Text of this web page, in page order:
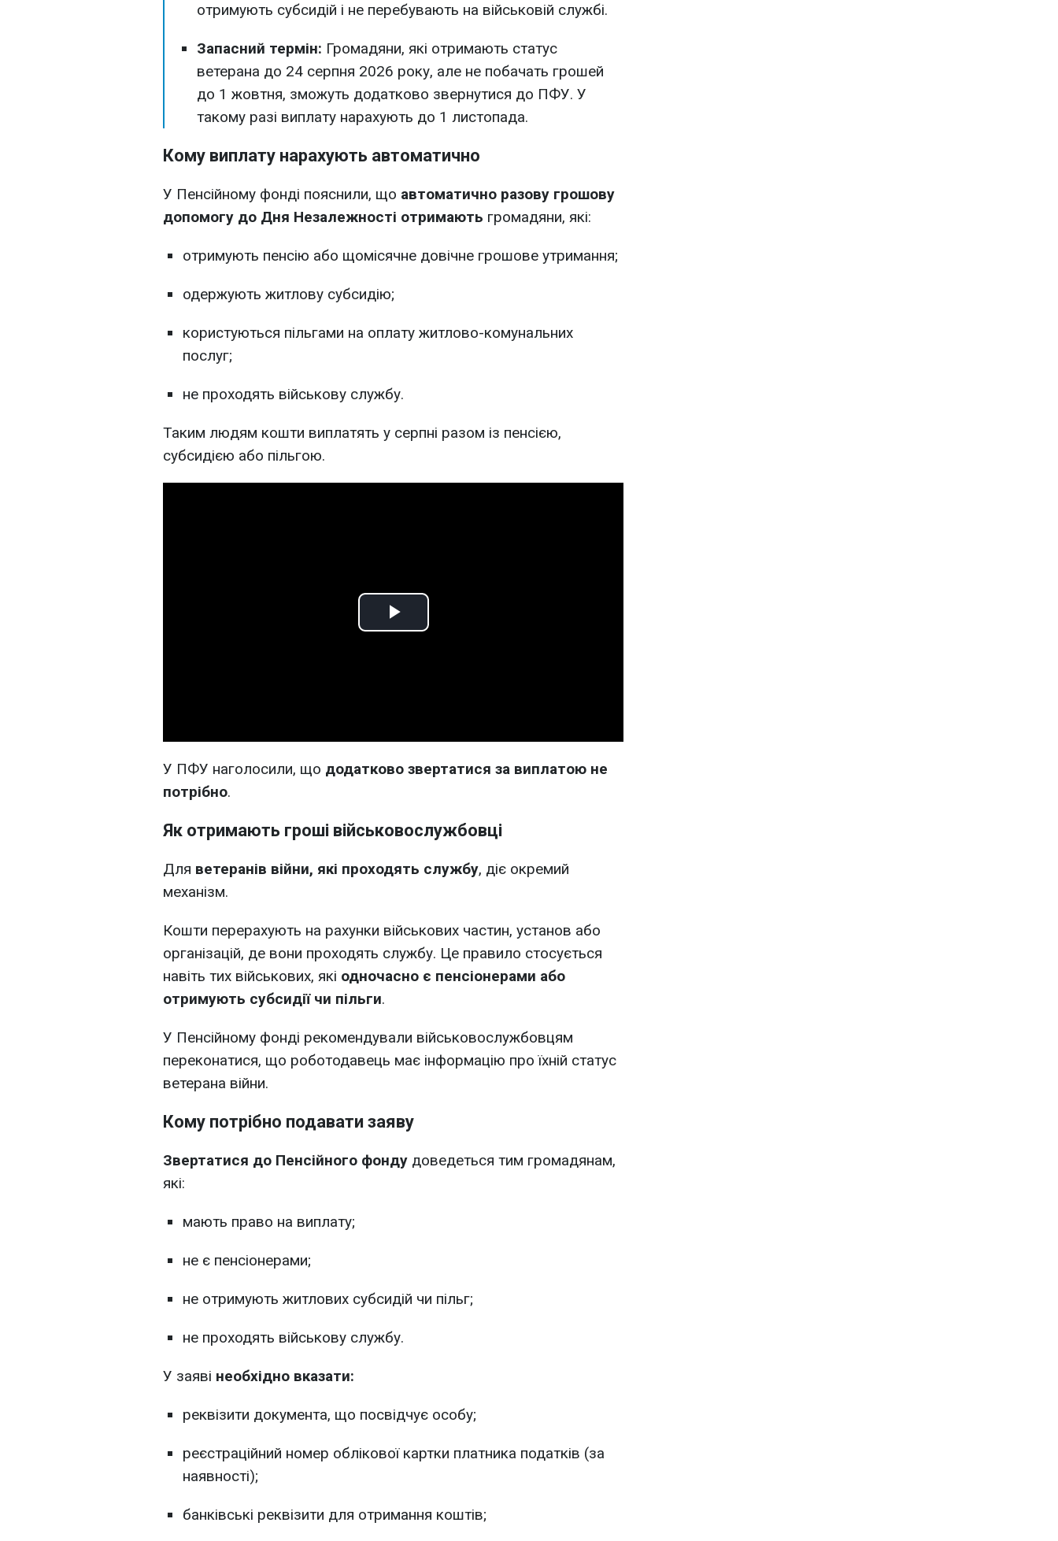
отримують субсидій і не перебувають на військовій службі.
Запасний термін: Громадяни, які отримають статус
ветерана до 24 серпня 2026 року, але не побачать грошей
до 1 жовтня, зможуть додатково звернутися до ПФУ. У
такому разі виплату нарахують до 1 листопада.
Кому виплату нарахують автоматично
У Пенсійному фонді пояснили, що автоматично разову грошову
допомогу до Дня Незалежності отримають громадяни, які:
отримують пенсію або щомісячне довічне грошове утримання;
одержують житлову субсидію;
користуються пільгами на оплату житлово-комунальних
послуг;
не проходять військову службу.
Таким людям кошти виплатять у серпні разом із пенсією,
субсидією або пільгою.
Play
У ПФУ наголосили, що додатково звертатися за виплатою не
потрібно.
Як отримають гроші військовослужбовці
Для ветеранів війни, які проходять службу, діє окремий
механізм.
Кошти перерахують на рахунки військових частин, установ або
організацій, де вони проходять службу. Це правило стосується
навіть тих військових, які одночасно є пенсіонерами або
отримують субсидії чи пільги.
У Пенсійному фонді рекомендували військовослужбовцям
переконатися, що роботодавець має інформацію про їхній статус
ветерана війни.
Кому потрібно подавати заяву
Звертатися до Пенсійного фонду доведеться тим громадянам,
які:
мають право на виплату;
не є пенсіонерами;
не отримують житлових субсидій чи пільг;
не проходять військову службу.
У заяві необхідно вказати:
реквізити документа, що посвідчує особу;
реєстраційний номер облікової картки платника податків (за
наявності);
банківські реквізити для отримання коштів;